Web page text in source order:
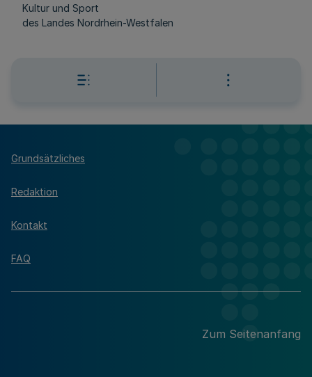
Kultur und Sport
des Landes Nordrhein-Westfalen
Grundsätzliches
Redaktion
Kontakt
FAQ
Zum Seitenanfang